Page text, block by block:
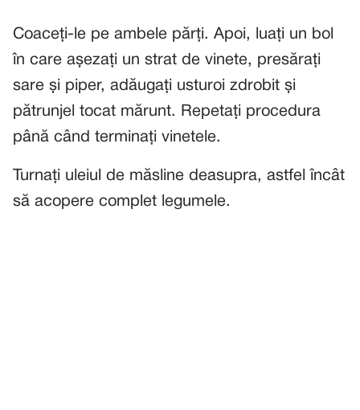
Coaceți-le pe ambele părți. Apoi, luați un bol
în care așezați un strat de vinete, presărați
sare și piper, adăugați usturoi zdrobit și
pătrunjel tocat mărunt. Repetați procedura
până când terminați vinetele.
Turnați uleiul de măsline deasupra, astfel încât
să acopere complet legumele.